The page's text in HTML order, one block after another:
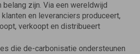
zijn. Via een wereldwijd
en leveranciers produceert,
verkoopt en distribueert
die de-carbonisatie ondersteunen